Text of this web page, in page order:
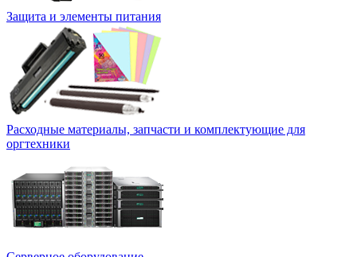
Защита и элементы питания
Расходные материалы, запчасти и комплектующие для
оргтехники